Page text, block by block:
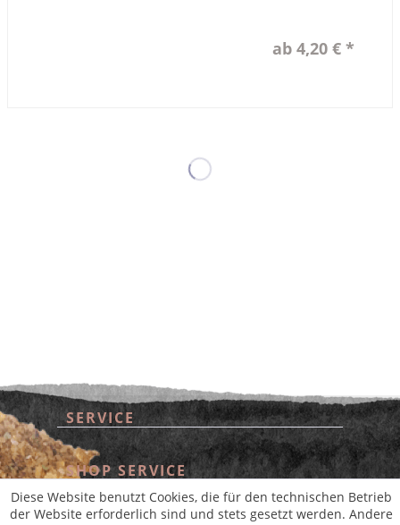
ab 4,20 € *
SERVICE
SHOP SERVICE
* Alle Preise inkl. gesetzl. Mehrwertsteuer zzgl.Versandkostenund ggf.
Nachnahmegebühren, wenn nicht anders beschrieben
aus der digitalenwollwinderei
Diese Website benutzt Cookies, die für den technischen Betrieb
der Website erforderlich sind und stets gesetzt werden. Andere